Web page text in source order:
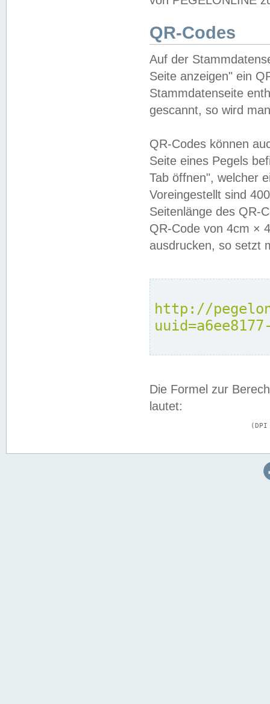
QR-Codes
Auf der
Seite anzeigen" ein
Stammdatenseite
gescannt, so wird
QR-Codes können
Seite eines Pegels
Tab öffnen", welcher
Voreingestellt sind
Seitenlänge des QR-
QR-Code von 4cm ×
ausdrucken, so setzt
http://
Die Formel zur
lautet: